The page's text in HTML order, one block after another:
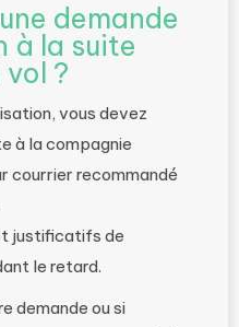
demande
à la suite
vol ?
vous devez
à la compagnie
courrier recommandé
justificatifs de
le retard.
demande ou si